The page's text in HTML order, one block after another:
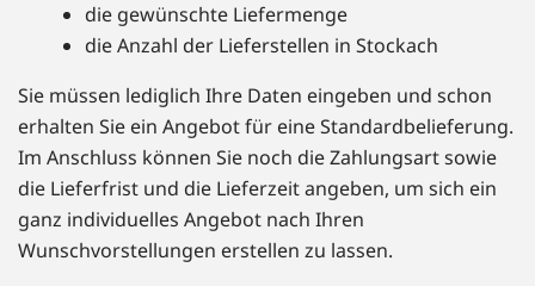
die gewünschte Liefermenge
die Anzahl der Lieferstellen in Stockach
Sie müssen lediglich Ihre Daten eingeben und schon
erhalten Sie ein Angebot für eine Standardbelieferung.
Im Anschluss können Sie noch die Zahlungsart sowie
die Lieferfrist und die Lieferzeit angeben, um sich ein
ganz individuelles Angebot nach Ihren
Wunschvorstellungen erstellen zu lassen.